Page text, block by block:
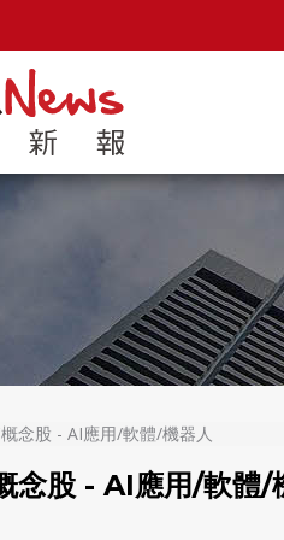
念股 - AI應用/軟體/機器人
念股 - AI應用/軟體/